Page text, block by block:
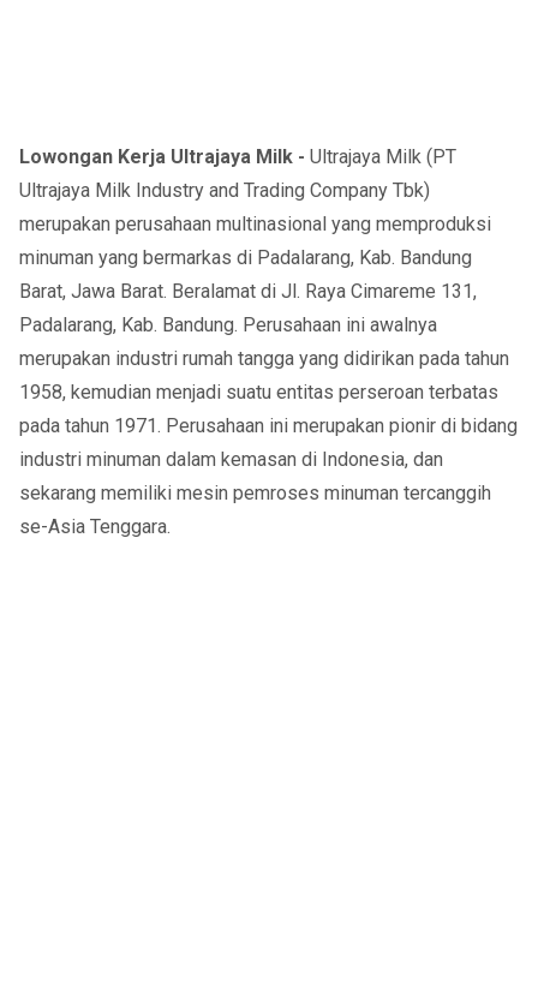
Lowongan Kerja Ultrajaya Milk - Ultrajaya Milk (PT
Ultrajaya Milk Industry and Trading Company Tbk)
merupakan perusahaan multinasional yang memproduksi
minuman yang bermarkas di Padalarang, Kab. Bandung
Barat, Jawa Barat. Beralamat di Jl. Raya Cimareme 131,
Padalarang, Kab. Bandung. Perusahaan ini awalnya
merupakan industri rumah tangga yang didirikan pada tahun
1958, kemudian menjadi suatu entitas perseroan terbatas
pada tahun 1971. Perusahaan ini merupakan pionir di bidang
industri minuman dalam kemasan di Indonesia, dan
sekarang memiliki mesin pemroses minuman tercanggih
se-Asia Tenggara.